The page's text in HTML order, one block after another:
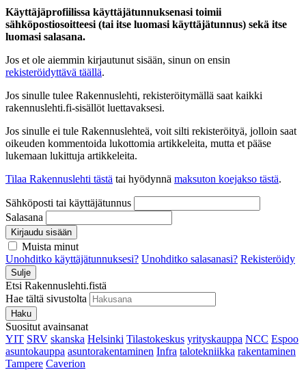
Käyttäjäprofiilissa käyttäjätunnuksenasi toimii
sähköpostiosoitteesi (tai itse luomasi käyttäjätunnus) sekä itse
luomasi salasana.
Jos et ole aiemmin kirjautunut sisään, sinun on ensin
rekisteröidyttävä täällä.
Jos sinulle tulee Rakennuslehti, rekisteröitymällä saat kaikki
rakennuslehti.fi-sisällöt luettavaksesi.
Jos sinulle ei tule Rakennuslehteä, voit silti rekisteröityä, jolloin saat
oikeuden kommentoida lukottomia artikkeleita, mutta et pääse
lukemaan lukittuja artikkeleita.
Tilaa Rakennuslehti tästä tai hyödynnä maksuton koejakso tästä.
Sähköposti tai käyttäjätunnus
Salasana
Kirjaudu sisään
Muista minut
Unohditko käyttäjätunnuksesi? Unohditko salasanasi? Rekisteröidy
Sulje
Etsi Rakennuslehti.fistä
Hae tältä sivustolta
Haku
Suositut avainsanat
YIT SRV skanska Helsinki Tilastokeskus yrityskauppa NCC Espoo
asuntokauppa asuntorakentaminen Infra talotekniikka rakentaminen
Tampere Caverion